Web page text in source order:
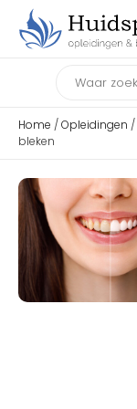
Home /Opleidingen /
bleken